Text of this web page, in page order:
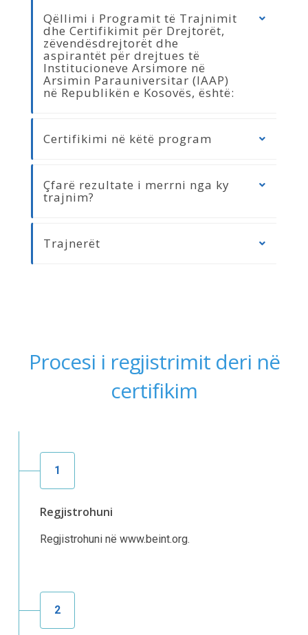
Qëllimi i Programit të Trajnimit
dhe Certifikimit për Drejtorët,
zëvendësdrejtorët dhe
aspirantët për drejtues të
Institucioneve Arsimore në
Arsimin Parauniversitar (IAAP)
në Republikën e Kosovës, është:
Certifikimi në këtë program
Çfarë rezultate i merrni nga ky
trajnim?
Trajnerët
Procesi i regjistrimit deri në
certifikim
1
Regjistrohuni
Regjistrohuni në www.beint.org.
2